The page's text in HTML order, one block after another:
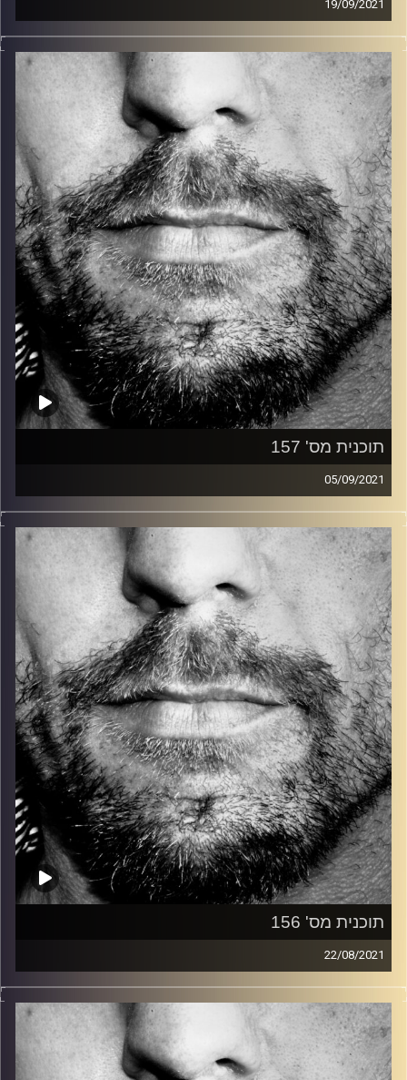
19/09/2021
זיפים, מוזיקה מחוספסת של הופעות חיות. הרבה ג'אם, רוק,
בלוז, bluegrass, ג'אז, Fאנק, פרוגרסיב ואפילו אלקטרוניקה.
כל מה שחי, אמיתי ונושם.
עם שמוליק רגב.
קרדיט תמונות: David Goehring
תוכנית מס' 157
05/09/2021
זיפים, מוזיקה מחוספסת של הופעות חיות. הרבה ג'אם, רוק,
בלוז, bluegrass, ג'אז, Fאנק, פרוגרסיב ואפילו אלקטרוניקה.
כל מה שחי, אמיתי ונושם.
עם שמוליק רגב.
קרדיט תמונות: David Goehring
תוכנית מס' 156
22/08/2021
זיפים, מוזיקה מחוספסת של הופעות חיות. הרבה ג'אם, רוק,
בלוז, bluegrass, ג'אז, Fאנק, פרוגרסיב ואפילו אלקטרוניקה.
כל מה שחי, אמיתי ונושם.
עם שמוליק רגב.